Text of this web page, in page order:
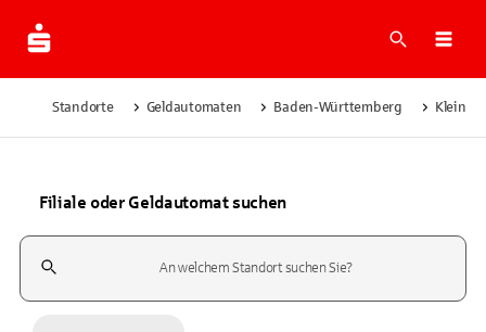
Suche
Standorte Geldautomaten Baden-Württemberg Kleines
Filiale oder Geldautomat suchen
Suchfeld